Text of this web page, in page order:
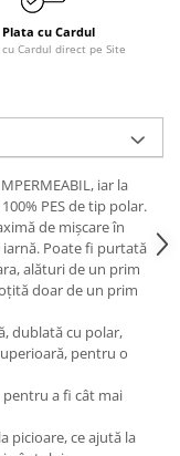
Plata cu Cardul
Cardul direct pe Site
iar la
100% PES detip polar.
de mișcare în
Poatefi purtată
alături de un prim
doar de un prim
dublată cu polar,
pentru o
pentru afi cât mai
picioare, ce ajută la